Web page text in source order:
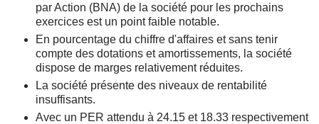
par Action (BNA) de la société pour les prochains
exercices est un point faible notable.
En pourcentage du chiffre d'affaires et sans tenir
compte des dotations et amortissements, la société
dispose de marges relativement réduites.
La société présente des niveaux de rentabilité
insuffisants.
Avec un PER attendu à 24.15 et 18.33 respectivement